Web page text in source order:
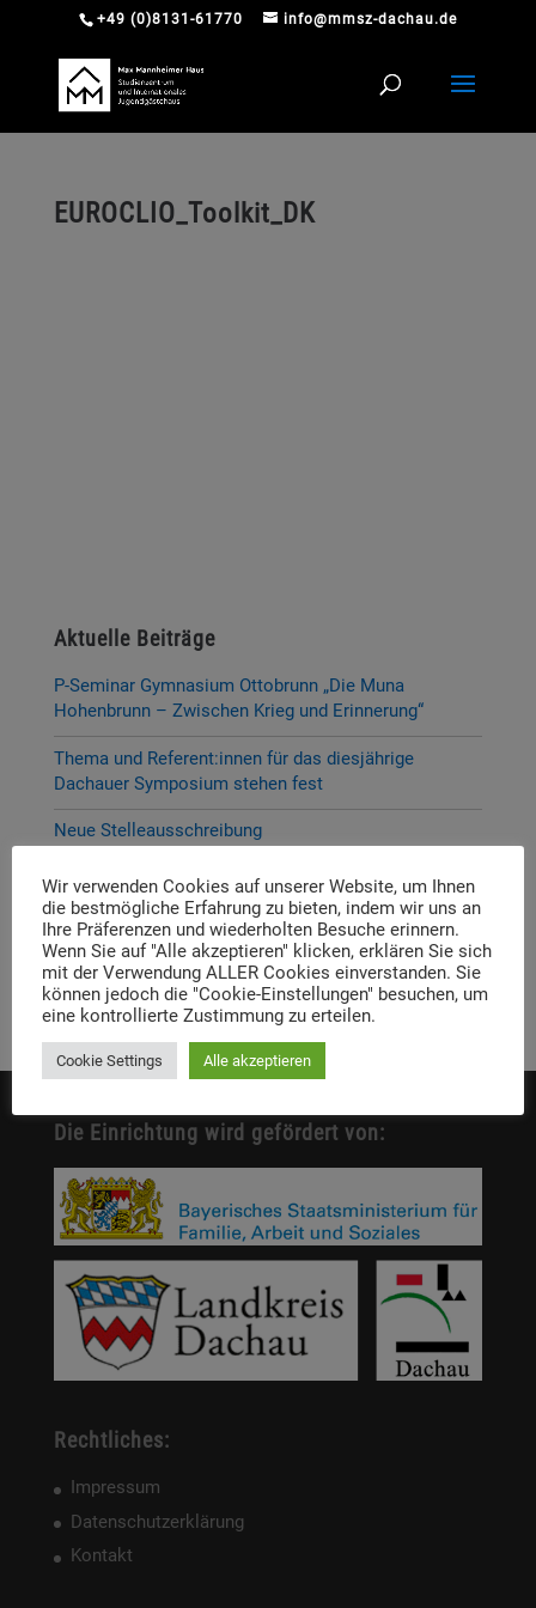
+49 (0)8131-61770 info@mmsz-dachau.de
EUROCLIO_Toolkit_DK
Aktuelle Beiträge
P-Seminar Gymnasium Ottobrunn „Die Muna
Hohenbrunn – Zwischen Krieg und Erinnerung“
Thema und Referent:innen für das diesjährige
Dachauer Symposium stehen fest
Neue Stelleausschreibung
Digitale Neuerscheinung: Launch der digitalen
Lernplattform „Memory Momentum“
Call for Applications: Dachau Autumn School 2026 –
Erinnern. Forschen. Vermitteln.
Die Einrichtung wird gefördert von:
Rechtliches:
Impressum
Datenschutzerklärung
Kontakt
Wir verwenden Cookies auf unserer Website, um Ihnen
die bestmögliche Erfahrung zu bieten, indem wir uns an
Ihre Präferenzen und wiederholten Besuche erinnern.
Wenn Sie auf "Alle akzeptieren" klicken, erklären Sie sich
mit der Verwendung ALLER Cookies einverstanden. Sie
können jedoch die "Cookie-Einstellungen" besuchen, um
eine kontrollierte Zustimmung zu erteilen.
Cookie Settings Alle akzeptieren